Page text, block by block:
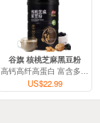
谷旗 核桃芝麻黑豆粉
高钙高纤高蛋白 富含多种物质
US$22.99